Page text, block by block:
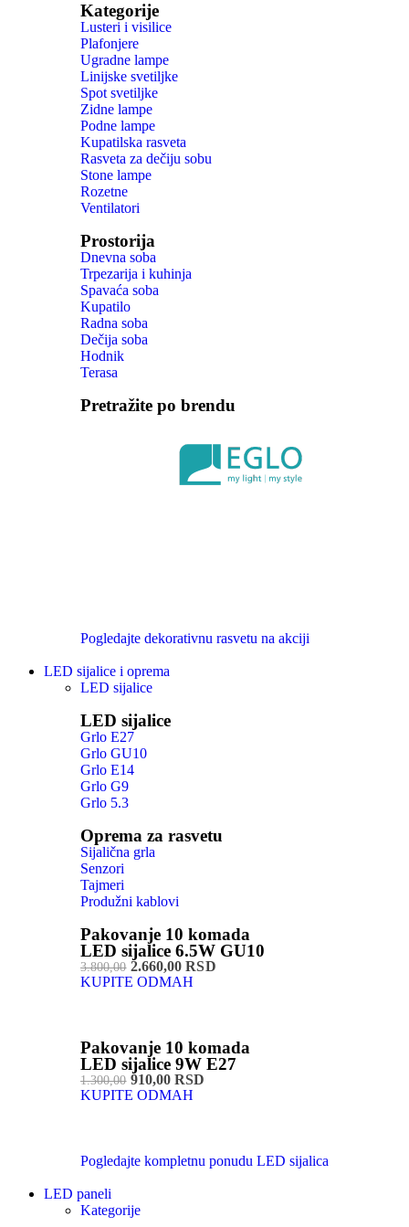
Kategorije
Lusteri i visilice
Plafonjere
Ugradne lampe
Linijske svetiljke
Spot svetiljke
Zidne lampe
Podne lampe
Kupatilska rasveta
Rasveta za dečiju sobu
Stone lampe
Rozetne
Ventilatori
Prostorija
Dnevna soba
Trpezarija i kuhinja
Spavaća soba
Kupatilo
Radna soba
Dečija soba
Hodnik
Terasa
Pretražite po brendu
Pogledajte dekorativnu rasvetu na akciji
LED sijalice i oprema
LED sijalice
LED sijalice
Grlo E27
Grlo GU10
Grlo E14
Grlo G9
Grlo 5.3
Oprema za rasvetu
Sijalična grla
Senzori
Tajmeri
Produžni kablovi
Pakovanje 10 komada
LED sijalice 6.5W GU10
3.800,002.660,00 RSD
KUPITE ODMAH
Pakovanje 10 komada
LED sijalice 9W E27
1.300,00910,00 RSD
KUPITE ODMAH
Pogledajte kompletnu ponudu LED sijalica
LED paneli
Kategorije